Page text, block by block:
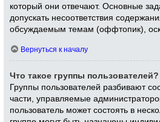
который они отвечают. Основные
допускать несоответствия
обсуждаемым темам (оффтопик),
Вернуться к началу
Что такое группы пользователей?
Группы пользователей разбивают
части, управляемые
пользователь может состоять в